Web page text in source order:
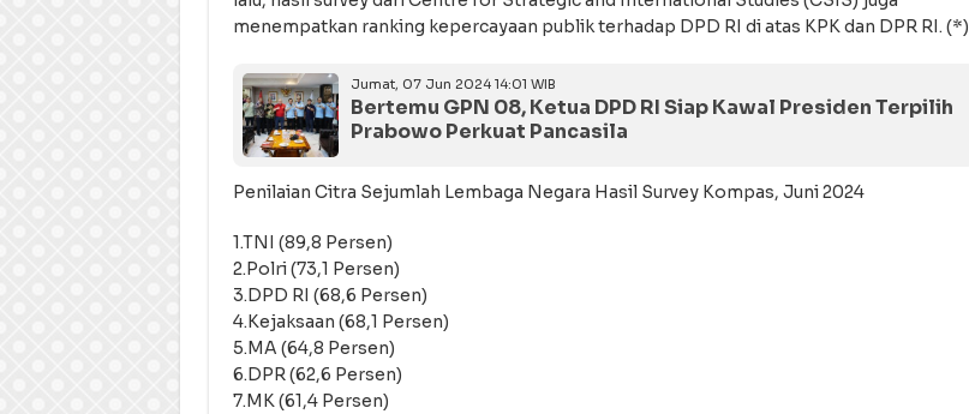
menempatkan ranking kepercayaan publik terhadap DPD RI di atas KPK dan DPR RI. (*)
Jumat, 07 Jun 2024 14:01 WIB
Bertemu GPN 08, Ketua DPD RI Siap Kawal Presiden Terpilih
Prabowo Perkuat Pancasila
Penilaian Citra Sejumlah Lembaga Negara Hasil Survey Kompas, Juni 2024
1.TNI (89,8 Persen)
2.Polri (73,1 Persen)
3.DPD RI (68,6 Persen)
4.Kejaksaan (68,1 Persen)
5.MA (64,8 Persen)
6.DPR (62,6 Persen)
7.MK (61,4 Persen)